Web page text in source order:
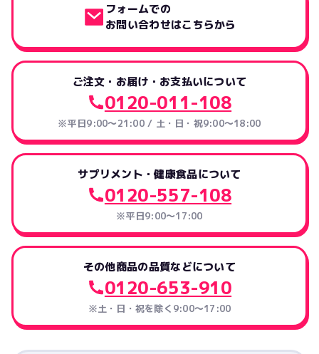
フォームでの
お問い合わせはこちらから
ご注文・お届け・お支払いについて
0120-011-108
※平日9:00～21:00 / 土・日・祝9:00～18:00
サプリメント・健康食品について
0120-557-108
※平日9:00～17:00
その他商品の品質などについて
0120-653-910
※土・日・祝を除く9:00〜17:00